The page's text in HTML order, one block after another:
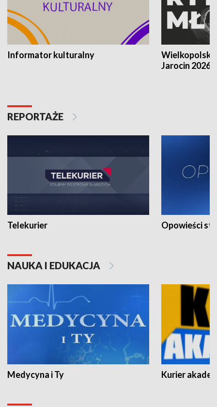
Informator kulturalny
Jarocin 2026
REPORTAŻE
Telekurier Opowieści
NAUKA I EDUKACJA
Medycyna i Ty Kurier